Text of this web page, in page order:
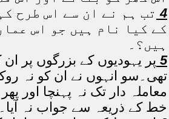
4 تب ہم نے ان سے اس طرح
کے کیا نام ہیں جو اس
ہیں؟۔
5 پر یہودیوں کے بزرگوں پر
تھی۔سو انہوں نے ان کو نہ
معاملہ دار تک نہ پہنچا اور
خط کے ذریعہ سے جواب نہ آیا۔